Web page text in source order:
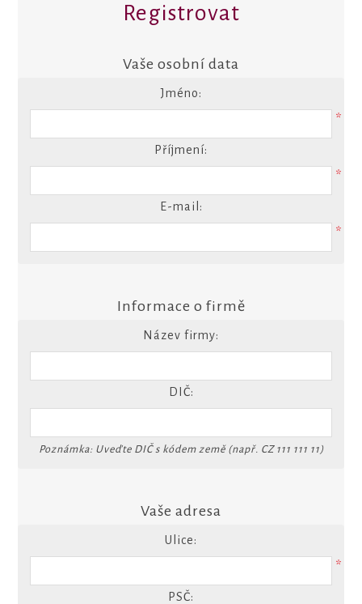
Registrovat
Vaše osobní data
Jméno:
*
Příjmení:
*
E-mail:
*
Informace o firmě
Název firmy:
DIČ:
Poznámka: Uveďte DIČ s kódem země (např. CZ 111 111 11)
Vaše adresa
Ulice:
*
PSČ: